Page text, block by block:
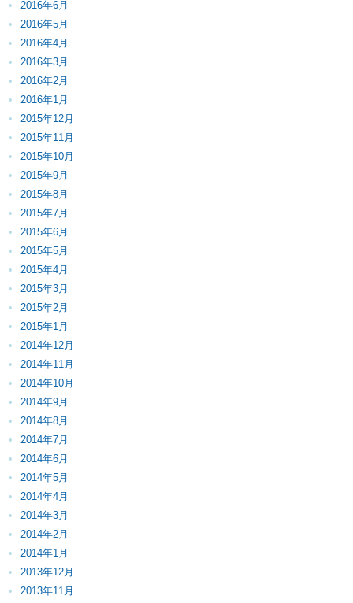
2016年6月
2016年5月
2016年4月
2016年3月
2016年2月
2016年1月
2015年12月
2015年11月
2015年10月
2015年9月
2015年8月
2015年7月
2015年6月
2015年5月
2015年4月
2015年3月
2015年2月
2015年1月
2014年12月
2014年11月
2014年10月
2014年9月
2014年8月
2014年7月
2014年6月
2014年5月
2014年4月
2014年3月
2014年2月
2014年1月
2013年12月
2013年11月